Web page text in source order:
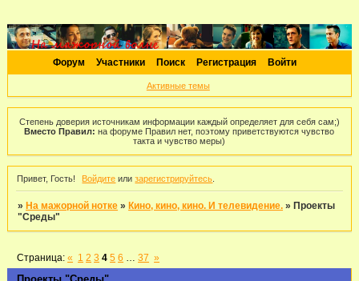
Форум Участники Поиск Регистрация Войти
Активные темы
Степень доверия источникам информации каждый определяет для себя сам;)
Вместо Правил: на форуме Правил нет, поэтому приветствуются чувство
такта и чувство меры)
Привет, Гость! Войдите илизарегистрируйтесь
» На мажорной нотке » Кино, кино, кино. И телевидение. » Проекты
"Среды"
Страница:« 1 2 3 4 5 6 37 »